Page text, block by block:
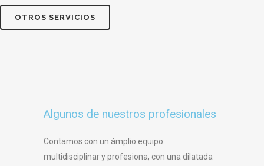
OTROS SERVICIOS
Algunos de nuestros profesionales
Contamos con un ámplio equipo
multidisciplinar y profesiona, con una dilatada